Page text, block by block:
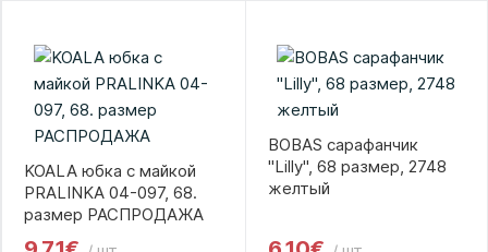
KOALA юбка с майкой
PRALINKA 04-097, 68.
размер РАСПРОДАЖА
BOBAS сарафанчик
"Lilly", 68 размер, 2748
желтый